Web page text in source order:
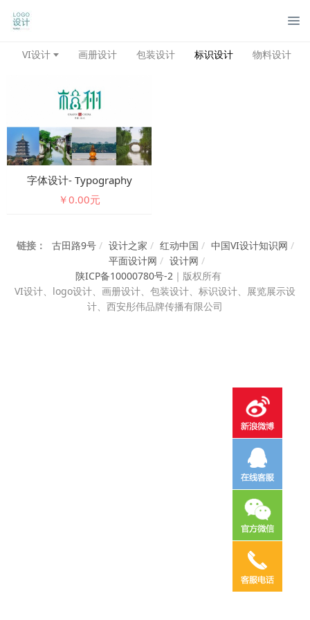
VI设计 画册设计 包装设计 标识设计 物料设计
字体设计- Typography
￥0.00元
链接： 古田路9号 / 设计之家 / 红动中国 / 中国VI设计知识网 /
平面设计网 / 设计网 /
陕ICP备10000780号-2 ｜ 版权所有
VI设计、 logo设计、画册设计、包装设计、标识设计、展览展示设
计、西安彤伟品牌传播有限公司